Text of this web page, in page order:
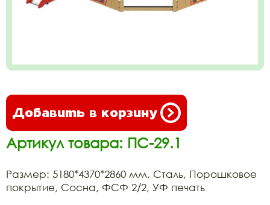
Добавить в корзину
Артикул товара: ПС-29.1
Размер: 5180*4370*2860 мм. Сталь, Порошковое
покрытие, Сосна, ФСФ 2/2, УФ печать